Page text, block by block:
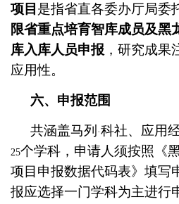
项目 是指省直各委办厅局委
限省重点培育智库成员及黑
库入库人员申报 ，研究成果
应用性。
六、申报范围
共涵盖马列 ·科社、应用
25个学科，申请人须按照《
项目申报数据代码表》填写
报应选择一门学科为主进行